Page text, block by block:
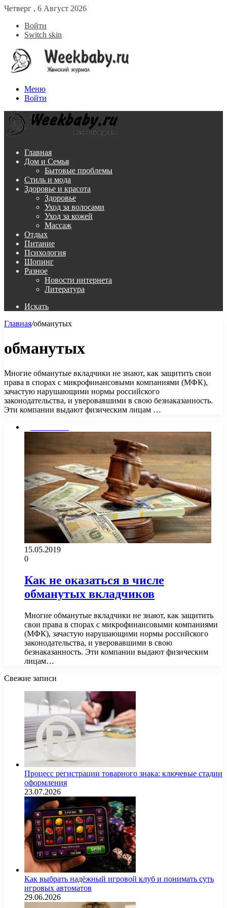
Четверг , 6 Август 2026
Войти
Switch skin
Меню
Войти
Главная
Дом и Семья
Бытовые проблемы
Стиль и мода
Здоровье и красота
Здоровье
Уход за волосами
Уход за кожей
Массаж
Отдых
Питание
Психология
Шопинг
Разное
Новости интернета
Литература
Искать
Главная/обманутых
обманутых
Многие обманутые вкладчики не знают, как защитить свои
права в спорах с микрофинансовыми компаниями (МФК),
зачастую нарушающими нормы российского
законодательства, и уверовавшими в свою безнаказанность.
Эти компании выдают физическим лицам …
15.05.2019
0
Как не оказаться в числе
обманутых вкладчиков
Многие обманутые вкладчики не знают, как защитить
свои права в спорах с микрофинансовыми компаниями
(МФК), зачастую нарушающими нормы российского
законодательства, и уверовавшими в свою
безнаказанность. Эти компании выдают физическим
лицам…
Свежие записи
Процесс регистрации товарного знака: ключевые стадии
оформления
23.07.2026
Как выбрать надёжный игровой клуб и понимать суть
игровых автоматов
29.06.2026